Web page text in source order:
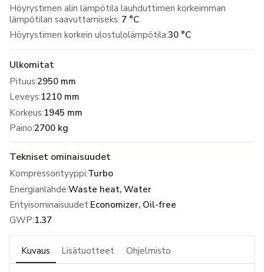
Höyrystimen alin lämpötila lauhduttimen korkeimman
lämpötilan saavuttamiseks: 7 °C
Höyrystimen korkein ulostulolämpötila:30 °C
Ulkomitat
Pituus:2950 mm
Leveys:1210 mm
Korkeus:1945 mm
Paino:2700 kg
Tekniset ominaisuudet
Kompressorityyppi:Turbo
Energianlähde:Waste heat, Water
Erityisominaisuudet:Economizer, Oil-free
GWP:1.37
Kuvaus Lisätuotteet Ohjelmisto